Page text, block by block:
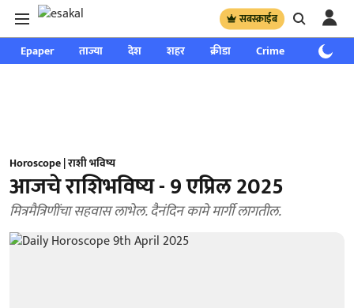
सबस्क्राईब
Epaper ताज्या देश शहर क्रीडा Crime साप्ताहिक
Horoscope | राशी भविष्य
आजचे राशिभविष्य - 9 एप्रिल 2025
मित्रमैत्रिणींचा सहवास लाभेल. दैनंदिन कामे मार्गी लागतील.